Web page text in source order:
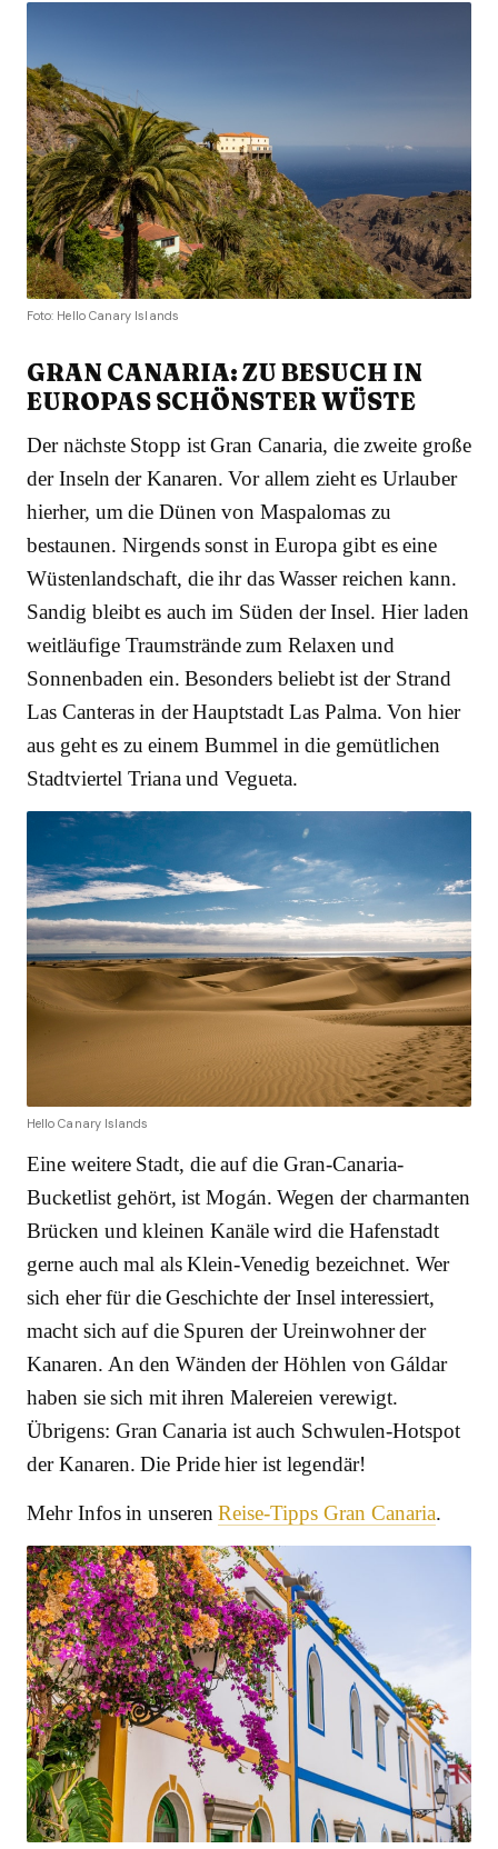
Foto: Hello Canary Islands
GRAN CANARIA: ZU BESUCH IN
EUROPAS SCHÖNSTER WÜSTE
Der nächste Stopp ist Gran Canaria, die zweite große
der Inseln der Kanaren. Vor allem zieht es Urlauber
hierher, um die Dünen von Maspalomas zu
bestaunen. Nirgends sonst in Europa gibt es eine
Wüstenlandschaft, die ihr das Wasser reichen kann.
Sandig bleibt es auch im Süden der Insel. Hier laden
weitläufige Traumstrände zum Relaxen und
Sonnenbaden ein. Besonders beliebt ist der Strand
Las Canteras in der Hauptstadt Las Palma. Von hier
aus geht es zu einem Bummel in die gemütlichen
Stadtviertel Triana und Vegueta.
Hello Canary Islands
Eine weitere Stadt, die auf die Gran-Canaria-
Bucketlist gehört, ist Mogán. Wegen der charmanten
Brücken und kleinen Kanäle wird die Hafenstadt
gerne auch mal als Klein-Venedig bezeichnet. Wer
sich eher für die Geschichte der Insel interessiert,
macht sich auf die Spuren der Ureinwohner der
Kanaren. An den Wänden der Höhlen von Gáldar
haben sie sich mit ihren Malereien verewigt.
Übrigens: Gran Canaria ist auch Schwulen-Hotspot
der Kanaren. Die Pride hier ist legendär!
Mehr Infos in unserenReise-Tipps Gran Canaria.